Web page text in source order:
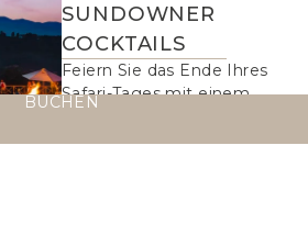
SUNDOWNER
COCKTAILS
Feiern Sie das Ende Ihres
Safari-Tages mit einem
Erlebnis im Neptune
BUCHEN